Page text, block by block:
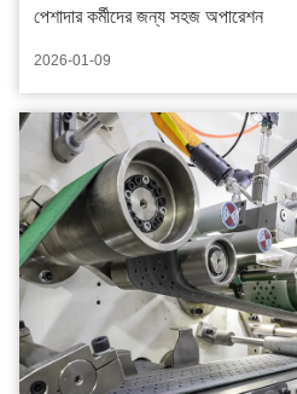
পেশাদার কর্মীদের জন্য সহজ অপারেশন
2026-01-09